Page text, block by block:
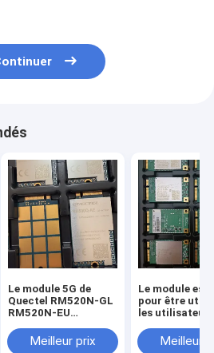
Le module 5G de
Quectel RM520N-GL
RM520N-EU
RM510Q-GL
RM255C-GL
Meilleur prix
Le module est
pour être
les
Meilleur